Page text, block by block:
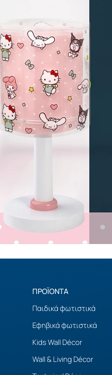
ΠΡΟΪΟΝΤΑ
Παιδικά φωτιστικά
Εφηβικά φωτιστικά
Kids Wall Décor
Wall & Living Décor